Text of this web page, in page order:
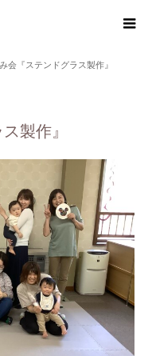
会『ステンドグラス製作』
製作』